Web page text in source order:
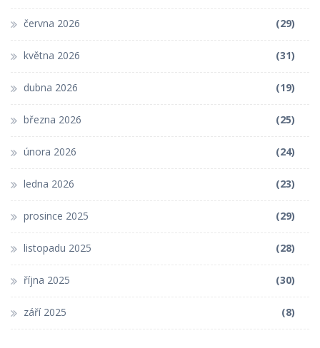
června 2026 (29)
května 2026 (31)
dubna 2026 (19)
března 2026 (25)
února 2026 (24)
ledna 2026 (23)
prosince 2025 (29)
listopadu 2025 (28)
října 2025 (30)
září 2025 (8)